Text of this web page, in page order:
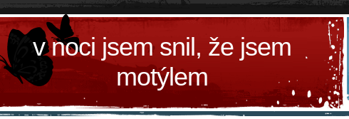
v noci jsem snil, že jsem
motýlem